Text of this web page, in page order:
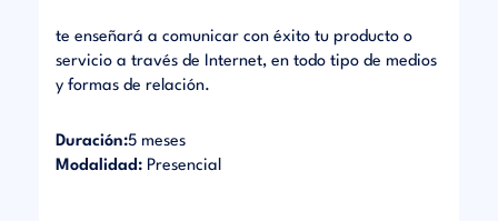
te enseñará a comunicar con éxito tu producto o
servicio a través de Internet, en todo tipo de medios
y formas de relación.
Duración:5 meses
Modalidad: Presencial